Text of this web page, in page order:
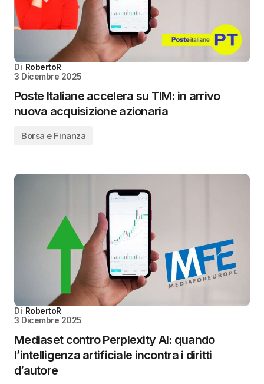
Di RobertoR
3 Dicembre 2025
Poste Italiane accelera su TIM: in arrivo
nuova acquisizione azionaria
Borsa e Finanza
Di RobertoR
3 Dicembre 2025
Mediaset contro Perplexity AI: quando
l’intelligenza artificiale incontra i diritti
d’autore